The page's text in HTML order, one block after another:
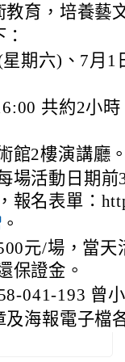
教育，培養藝
星期六)、7月
共約2小
館2樓演講廳
場活動日期
報名表單：
。
元/場，當
保證金。
041-193 曾
及海報電子檔